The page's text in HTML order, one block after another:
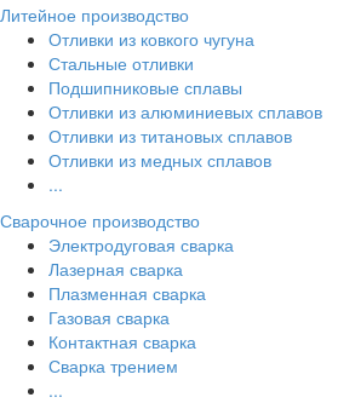
Литейное производство
Отливки из ковкого чугуна
Стальные отливки
Подшипниковые сплавы
Отливки из алюминиевых сплавов
Отливки из титановых сплавов
Отливки из медных сплавов
...
Сварочное производство
Электродуговая сварка
Лазерная сварка
Плазменная сварка
Газовая сварка
Контактная сварка
Сварка трением
...